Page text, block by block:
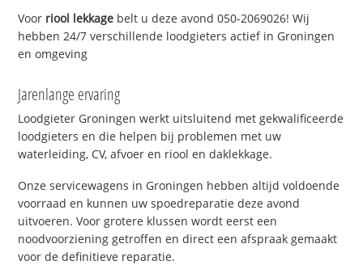
Voor riool lekkage belt u deze avond 050-2069026! Wij
hebben 24/7 verschillende loodgieters actief in Groningen
en omgeving
Jarenlange ervaring
Loodgieter Groningen werkt uitsluitend met gekwalificeerde
loodgieters en die helpen bij problemen met uw
waterleiding, CV, afvoer en riool en daklekkage.
Onze servicewagens in Groningen hebben altijd voldoende
voorraad en kunnen uw spoedreparatie deze avond
uitvoeren. Voor grotere klussen wordt eerst een
noodvoorziening getroffen en direct een afspraak gemaakt
voor de definitieve reparatie.